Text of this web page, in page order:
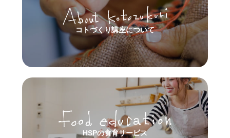
コトづくり講座について
HSPの食育サービス